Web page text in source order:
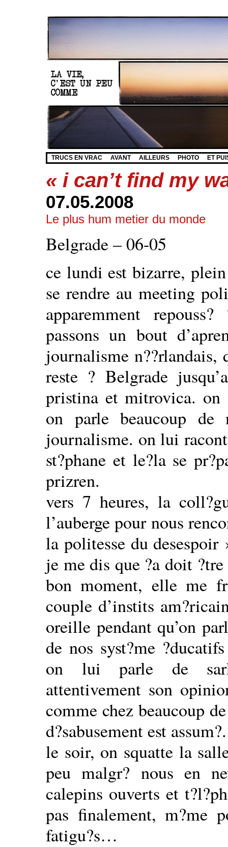
TRUCS EN VRAC AVANT AILLEURS PHOTO ET
« i can’t find my
07.05.2008
Le plus hum metier du monde
Belgrade – 06-05
ce lundi est bizarre,
se rendre au meeting
apparemment
passons un bout
journalisme n??rlandais,
reste ? Belgrade
pristina et mitrovica. on
on parle beaucoup
journalisme. on lui
st?phane et le?la se
prizren.
vers 7 heures, la
l’auberge pour nous
la politesse du desespoir
je me dis que ?a doit
bon moment, elle me
couple d’instits
oreille pendant qu’on
de nos syst?me
on lui parle de
attentivement son
comme chez beaucoup
d?sabusement est assum?.
le soir, on squatte la
peu malgr? nous en
calepins ouverts et
pas finalement, m?me
fatigu?s…